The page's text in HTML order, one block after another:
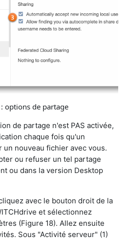
options de partage
de partage n'est PAS activée,
chaque fois qu'un
nouveau fichier avec vous.
ou refuser un tel partage
ou dans la version Desktop
avec le bouton droit de la
et sélectionnez
(Figure 18). Allez ensuite
Sous "Activité serveur" (1)